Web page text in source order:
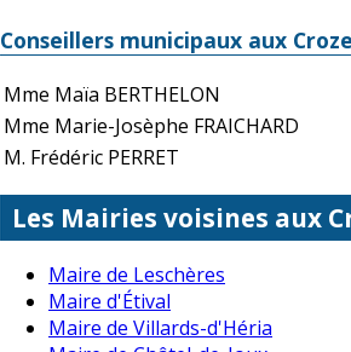
Conseillers municipaux aux
Mme Maïa BERTHELON
Mme Marie-Josèphe FRAICHARD
M. Frédéric PERRET
Les Mairies voisines aux
Maire de Leschères
Maire d'Étival
Maire de Villards-d'Héria